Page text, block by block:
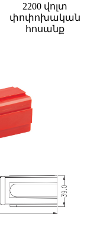
2200 վոլտ
փոփոխական
հոսանք